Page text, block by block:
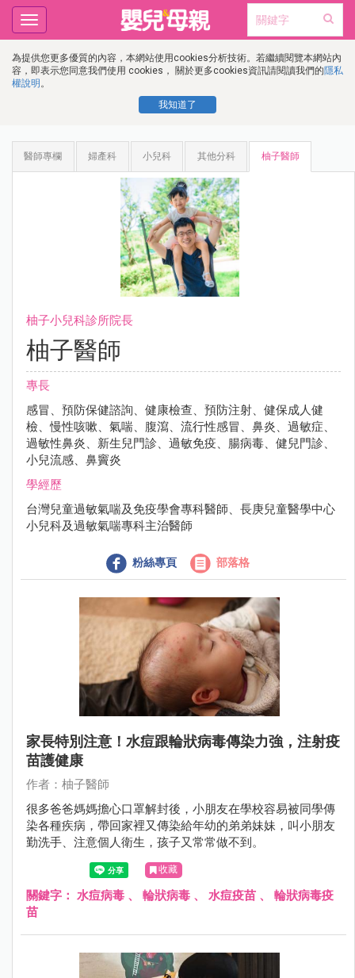
為提供您更多優質的內容，本網站使用cookies分析技術。若繼續閱覽本網站內
容，即表示您同意我們使用 cookies， 關於更多cookies資訊請閱讀我們的隱私
權說明 。
我知道了
Toggle
navigation
醫師專欄 婦產科 小兒科 其他分科 柚子醫師
柚子小兒科診所院長
柚子醫師
專長
感冒、預防保健諮詢、健康檢查、預防注射、健保成人健
檢、慢性咳嗽、氣喘、腹瀉、流行性感冒、鼻炎、過敏症、
過敏性鼻炎、新生兒門診、過敏免疫、腸病毒、健兒門診、
小兒流感、鼻竇炎
學經歷
台灣兒童過敏氣喘及免疫學會專科醫師、長庚兒童醫學中心
小兒科及過敏氣喘專科主治醫師
粉絲專頁 部落格
家長特別注意！水痘跟輪狀病毒傳染力強，注射疫
苗護健康
作者：柚子醫師
很多爸爸媽媽擔心口罩解封後，小朋友在學校容易被同學傳
染各種疾病，帶回家裡又傳染給年幼的弟弟妹妹，叫小朋友
勤洗手、注意個人衛生，孩子又常常做不到。
收藏
關鍵字： 水痘病毒 、 輪狀病毒 、 水痘疫苗 、 輪狀病毒疫
苗